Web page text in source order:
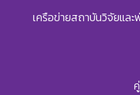
เครือข่ายสถาบันวิจัยแล